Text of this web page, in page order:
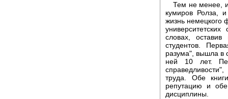
Тем не менее,
кумиров Ролза,
жизнь немецкого
словах,
студентов.
разума", вышла в
ней 10 лет.
труда. Обе
репутацию и
дисциплины.